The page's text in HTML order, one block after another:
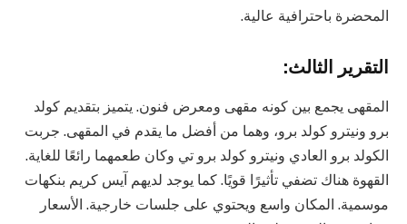
المحضرة باحترافية عالية.
التقرير الثالث:
المقهى يجمع بين كونه مقهى ومعرض فنون. يتميز بتقديم كولد
برو ونيترو كولد برو، وهما من أفضل ما يقدم في المقهى. جربت
الكولد برو العادي ونيترو كولد برو تي وكان طعمهما رائعًا للغاية.
القهوة هناك تضفي تأثيرًا قويًا. كما يوجد لديهم آيس كريم بنكهات
موسمية. المكان واسع ويحتوي على جلسات خارجية. الأسعار